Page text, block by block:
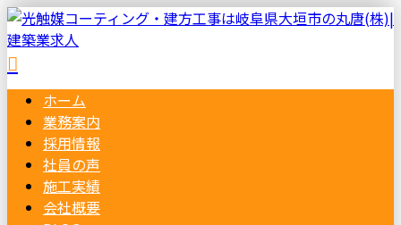
ホーム
業務案内
採用情報
社員の声
施工実績
会社概要